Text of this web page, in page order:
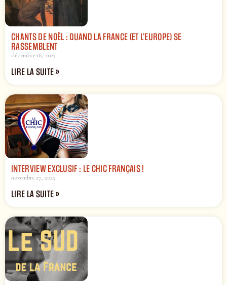
CHANTS DE NOËL : QUAND LA FRANCE (ET L’EUROPE) SE
RASSEMBLENT
décembre 16, 2025
LIRE LA SUITE »
INTERVIEW EXCLUSIF : LE CHIC FRANÇAIS !
novembre 27, 2025
LIRE LA SUITE »